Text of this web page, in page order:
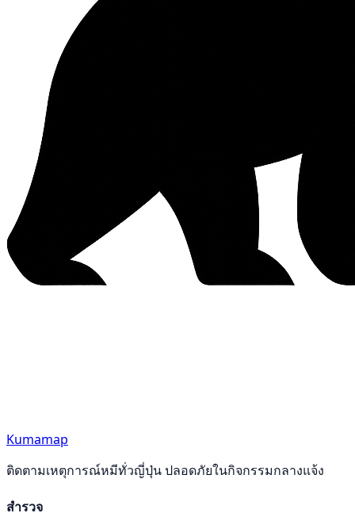
Kumamap
ติดตามเหตุการณ์หมีทั่วญี่ปุ่น ปลอดภัยในกิจกรรมกลางแจ้ง
สำรวจ